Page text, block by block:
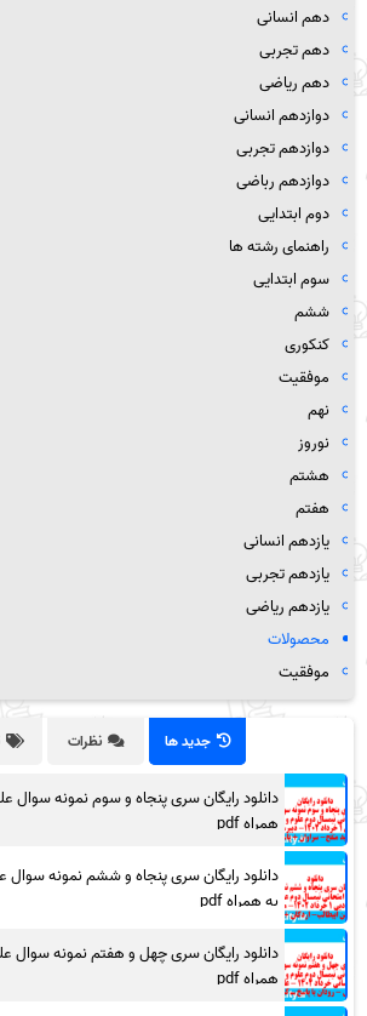
دهم انسانی
دهم تجربی
دهم ریاضی
دوازدهم انسانی
دوازدهم تجربی
دوازدهم رباضی
دوم ابتدایی
راهنمای رشته ها
سوم ابتدایی
ششم
کنکوری
موفقیت
نهم
نوروز
هشتم
هفتم
یازدهم انسانی
یازدهم تجربی
یازدهم ریاضی
محصولات
موفقیت
جدید ها نظرات
دانلود رایگان سری پنجاه و سوم نمونه سوال
همراه pdf
دانلود رایگان سری پنجاه و ششم نمونه سوال
به همراه pdf
دانلود رایگان سری چهل و هفتم نمونه سوال
همراه pdf